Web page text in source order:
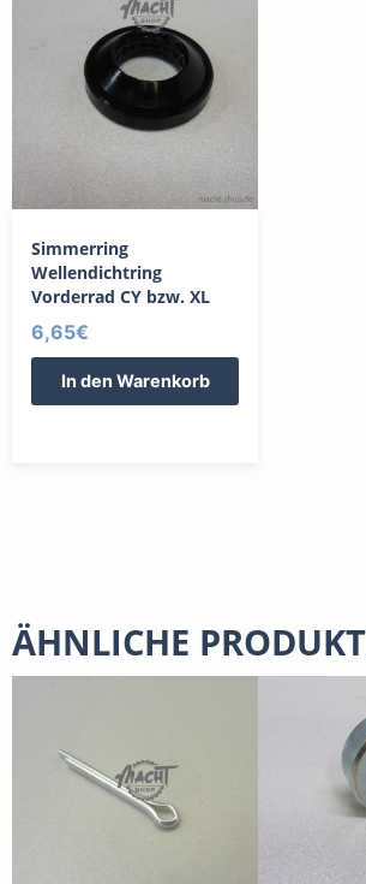
Simmerring
Wellendichtring
Vorderrad CY bzw. XL
6,65€
In den Warenkorb
ÄHNLICHE